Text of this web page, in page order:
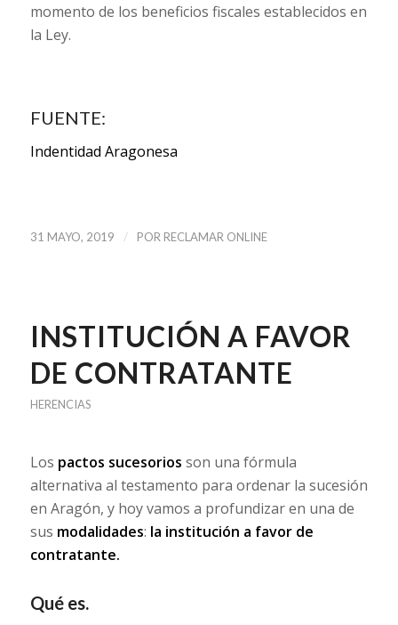
momento de los beneficios fiscales establecidos en
la Ley.
FUENTE:
Indentidad Aragonesa
31 MAYO, 2019 / POR RECLAMAR ONLINE
INSTITUCIÓN A FAVOR
DE CONTRATANTE
HERENCIAS
Los pactos sucesorios son una fórmula
alternativa al testamento para ordenar la sucesión
en Aragón, y hoy vamos a profundizar en una de
sus modalidades: la institución a favor de
contratante.
Qué es.